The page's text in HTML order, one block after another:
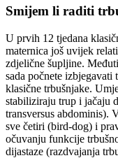
Smijem li raditi
U prvih 12 tjedana
maternica još uvijek
zdjelične šupljine.
sada počnete
klasične trbušnjake.
stabiliziraju trup i jačaju
transversus abdominis).
sve četiri (bird-dog) i
očuvanju funkcije
dijastaze (razdvajanja